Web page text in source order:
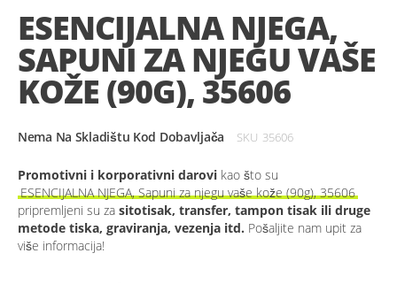
beginning
of
the
images
gallery
ESENCIJALNA NJEGA,
SAPUNI ZA NJEGU VAŠE
KOŽE (90G), 35606
Nema Na Skladištu Kod Dobavljača SKU 35606
Promotivni i korporativni darovi kao što su
ESENCIJALNA NJEGA, Sapuni za njegu vaše kože (90g), 35606
pripremljeni su za sitotisak, transfer, tampon tisak ili druge
metode tiska, graviranja, vezenja itd. Pošaljite nam upit za
više informacija!